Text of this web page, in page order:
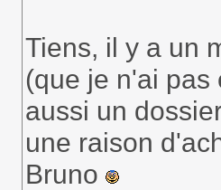
Tiens, il y a un
(que je n'ai pas
aussi un
une raison
Bruno